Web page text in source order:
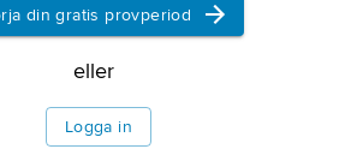
din gratis provperiod
eller
Logga in